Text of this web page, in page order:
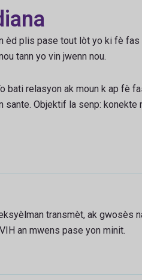
èd plis pase tout lòt yo ki fè
tann yo vin jwenn nou.
bati relasyon ak moun k ap fè
Objektif la senp: konekte
transmèt, ak gwosès
an mwens pase yon minit.